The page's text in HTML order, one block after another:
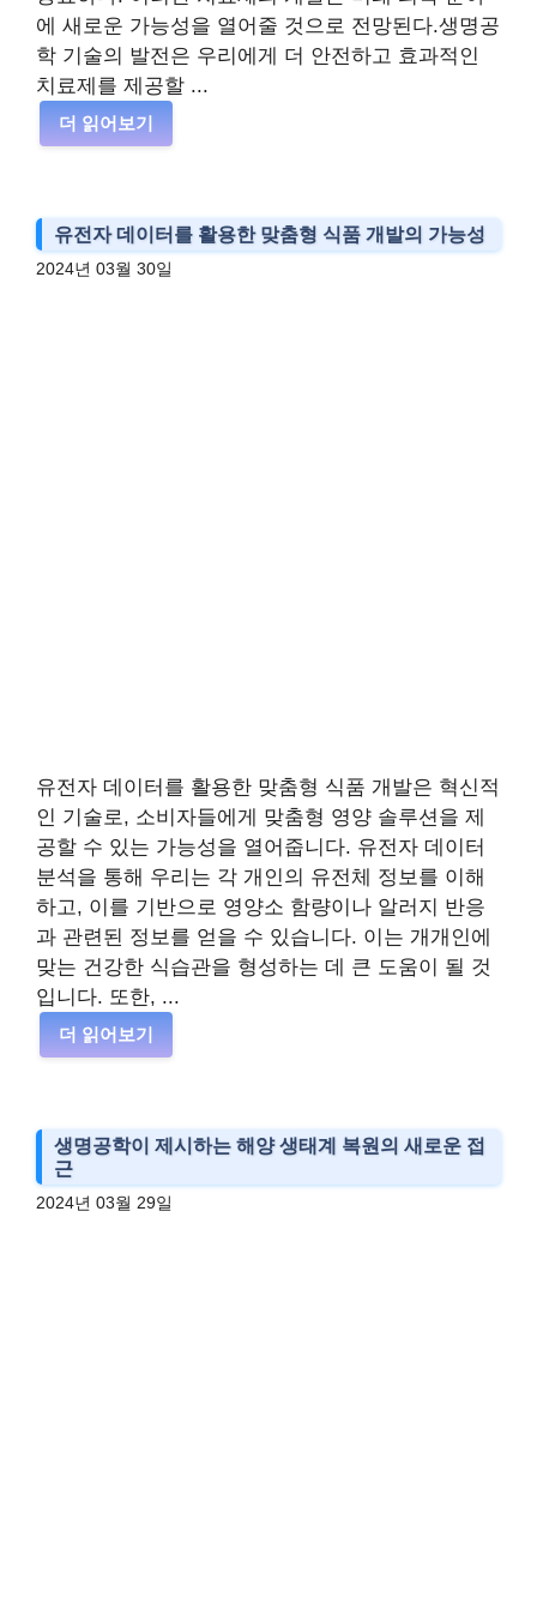
에 새로운 가능성을 열어줄 것으로 전망된다.생명공
학 기술의 발전은 우리에게 더 안전하고 효과적인
치료제를 제공할 ...
더 읽어보기
유전자 데이터를 활용한 맞춤형 식품 개발의 가능성
2024년 03월 30일
유전자 데이터를 활용한 맞춤형 식품 개발은 혁신적
인 기술로, 소비자들에게 맞춤형 영양 솔루션을 제
공할 수 있는 가능성을 열어줍니다. 유전자 데이터
분석을 통해 우리는 각 개인의 유전체 정보를 이해
하고, 이를 기반으로 영양소 함량이나 알러지 반응
과 관련된 정보를 얻을 수 있습니다. 이는 개개인에
맞는 건강한 식습관을 형성하는 데 큰 도움이 될 것
입니다. 또한, ...
더 읽어보기
생명공학이 제시하는 해양 생태계 복원의 새로운 접
근
2024년 03월 29일